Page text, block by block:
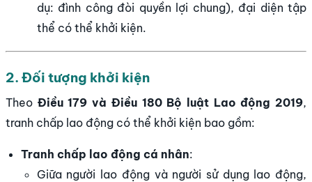
dụ: đình công đòi quyền lợi chung), đại diện tập
thể có thể khởi kiện.
2. Đối tượng khởi kiện
Theo Điều 179 và Điều 180 Bộ luật Lao động 2019,
tranh chấp lao động có thể khởi kiện bao gồm:
Tranh chấp lao động cá nhân:
Giữa người lao động và người sử dụng lao động,